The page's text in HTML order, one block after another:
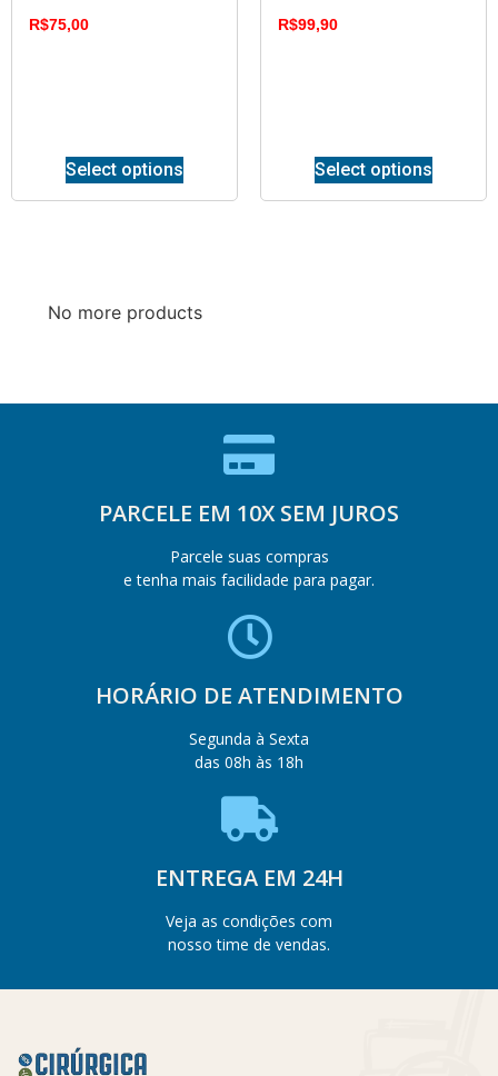
R$75,00
Select options
R$99,90
Select options
No more products
PARCELE EM 10X SEM JUROS
Parcele suas compras
e tenha mais facilidade para pagar.
HORÁRIO DE ATENDIMENTO
Segunda à Sexta
das 08h às 18h
ENTREGA EM 24H
Veja as condições com
nosso time de vendas.